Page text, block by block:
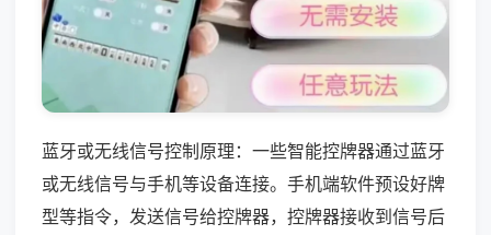
蓝牙或无线信号控制原理：一些智能控牌器通过蓝牙
或无线信号与手机等设备连接。手机端软件预设好牌
型等指令，发送信号给控牌器，控牌器接收到信号后